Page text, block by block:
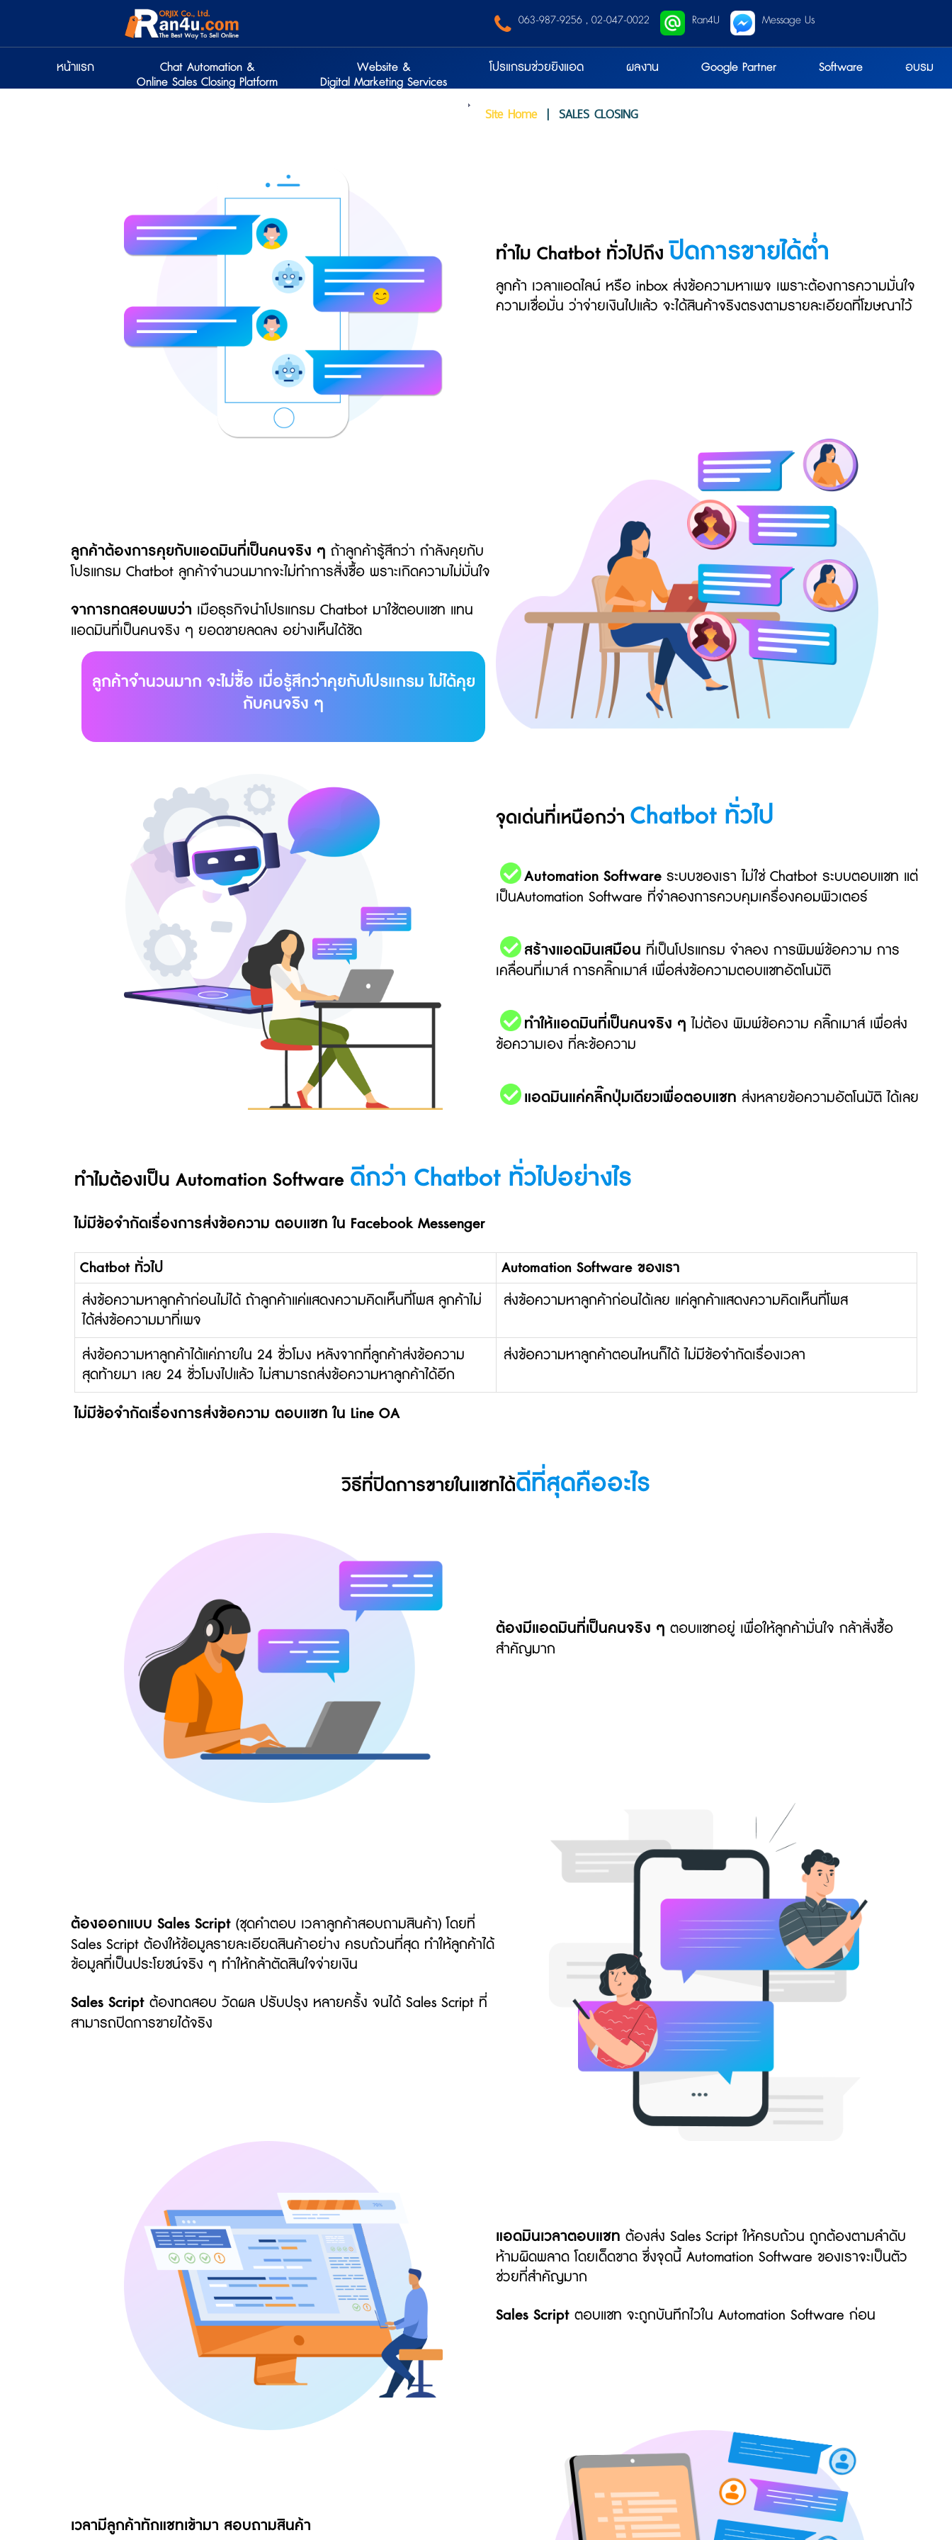
‭ 063-987-9256‬ , 02-047-0022 Ran4U Message Us
หน้าแรก
Chat Automation &
Online Sales Closing Platform
Website &
Digital Marketing Services
โปรแกรมช่วยยิงแอด ผลงาน Google Partner Software อบรม
Site Home| SALES CLOSING
ทำไม Chatbot ทั่วไปถึง ปิดการขายได้ต่ำ
ลูกค้า เวลาแอดไลน์ หรือ inbox ส่งข้อความหาเพจ เพราะต้องการความมั่นใจ
ความเชื่อมั่น ว่าจ่ายเงินไปแล้ว จะได้สินค้าจริงตรงตามรายละเอียดที่โฆษณาไว้
ลูกค้าต้องการคุยกับแอดมินที่เป็นคนจริง ๆ ถ้าลูกค้ารู้สึกว่า กำลังคุยกับ
โปรแกรม Chatbot ลูกค้าจำนวนมากจะไม่ทำการสั่งซื้อ พราะเกิดความไม่มั่นใจ
จาการทดสอบพบว่า เมือธุรกิจนำโปรแกรม Chatbot มาใช้ตอบแชท แทน
แอดมินที่เป็นคนจริง ๆ ยอดขายลดลง อย่างเห็นได้ชัด
ลูกค้าจำนวนมาก จะไม่ซื้อ เมื่อรู้สึกว่าคุยกับโปรแกรม ไม่ได้คุย
กับคนจริง ๆ
จุดเด่นที่เหนือกว่า Chatbot ทั่วไป
Automation Software ระบบของเรา ไม่ใช่ Chatbot ระบบตอบแชท แต่
เป็นAutomation Software ที่จำลองการควบคุมเครื่องคอมพิวเตอร์
สร้างแอดมินเสมือน ที่เป็นโปรแกรม จำลอง การพิมพ์ข้อความ การ
เคลื่อนที่เมาส์ การคลิ๊กเมาส์ เพื่อส่งข้อความตอบแชทอัตโนมัติ
ทำให้แอดมินที่เป็นคนจริง ๆ ไม่ต้อง พิมพ์ข้อความ คลิ๊กเมาส์ เพื่อส่ง
ข้อความเอง ที่ละข้อความ
แอดมินแค่คลิ๊กปุ่มเดียวเพื่อตอบแชท ส่งหลายข้อความอัตโนมัติ ได้เลย
ทำไมต้องเป็น Automation Software ดีกว่า Chatbot ทั่วไปอย่างไร
ไม่มีข้อจำกัดเรื่องการส่งข้อความ ตอบแชท ใน Facebook Messenger
Chatbot ทั่วไป
Automation Software ของเรา
ส่งข้อความหาลูกค้าก่อนไม่ได้ ถ้าลูกค้าแค่แสดงความคิดเห็นที่โพส ลูกค้าไม่
ได้ส่งข้อความมาที่เพจ
ส่งข้อความหาลูกค้าก่อนได้เลย แค่ลูกค้าแสดงความคิดเห็นที่โพส
ส่งข้อความหาลูกค้าได้แค่ภายใน 24 ชั่วโมง หลังจากที่ลูกค้าส่งข้อความ
สุดท้ายมา เลย 24 ชั่วโมงไปแล้ว ไม่สามารถส่งข้อความหาลูกค้าได้อีก
ส่งข้อความหาลูกค้าตอนไหนก็ได้ ไม่มีข้อจำกัดเรื่องเวลา
ไม่มีข้อจำกัดเรื่องการส่งข้อความ ตอบแชท ใน Line OA
วิธีที่ปิดการขายในแชทได้ดีที่สุดคืออะไร
ต้องมีแอดมินที่เป็นคนจริง ๆ ตอบแชทอยู่ เพื่อให้ลูกค้ามั่นใจ กล้าสั่งซื้อ
สำคัญมาก
ต้องออกแบบ Sales Script (ชุดคำตอบ เวลาลูกค้าสอบถามสินค้า) โดยที่
Sales Script ต้องให้ข้อมูลรายละเอียดสินค้าอย่าง ครบถ้วนที่สุด ทำให้ลูกค้าได้
ข้อมูลที่เป็นประโยชน์จริง ๆ ทำให้กล้าตัดสินใจจ่ายเงิน
Sales Script ต้องทดสอบ วัดผล ปรับปรุง หลายครั้ง จนได้ Sales Script ที่
สามารถปิดการขายได้จริง
แอดมินเวลาตอบแชท ต้องส่ง Sales Script ให้ครบถ้วน ถูกต้องตามลำดับ
ห้ามผิดพลาด โดยเด็ดขาด ซึ่งจุดนี้ Automation Software ของเราจะเป็นตัว
ช่วยที่สำคัญมาก
Sales Script ตอบแชท จะถูกบันทึกไวใน Automation Software ก่อน
เวลามีลูกค้าทักแชทเข้ามา สอบถามสินค้า